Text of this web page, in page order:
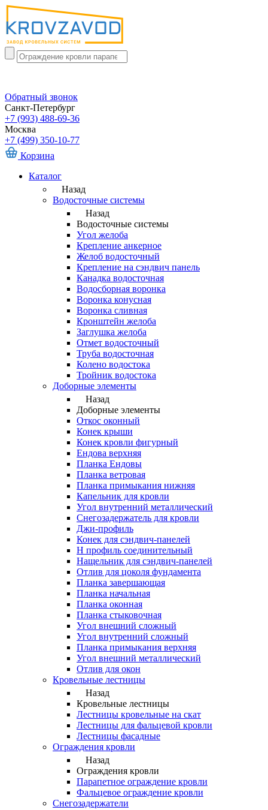
Обратный звонок
Санкт-Петербург
+7 (993) 488-69-36
Москва
+7 (499) 350-10-77
Корзина
Каталог
Назад
Водосточные системы
Назад
Водосточные системы
Угол желоба
Крепление анкерное
Желоб водосточный
Крепление на сэндвич панель
Канадка водосточная
Водосборная воронка
Воронка конусная
Воронка сливная
Кронштейн желоба
Заглушка желоба
Отмет водосточный
Труба водосточная
Колено водостока
Тройник водостока
Доборные элементы
Назад
Доборные элементы
Откос оконный
Конек крыши
Конек кровли фигурный
Ендова верхняя
Планка Ендовы
Планка ветровая
Планка примыкания нижняя
Капельник для кровли
Угол внутренний металлический
Снегозадержатель для кровли
Джи-профиль
Конек для сэндвич-панелей
Н профиль соединительный
Нащельник для сэндвич-панелей
Отлив для цоколя фундамента
Планка завершающая
Планка начальная
Планка оконная
Планка стыковочная
Угол внешний сложный
Угол внутренний сложный
Планка примыкания верхняя
Угол внешний металлический
Отлив для окон
Кровельные лестницы
Назад
Кровельные лестницы
Лестницы кровельные на скат
Лестницы для фальцевой кровли
Лестницы фасадные
Ограждения кровли
Назад
Ограждения кровли
Парапетное ограждение кровли
Фальцевое ограждение кровли
Снегозадержатели